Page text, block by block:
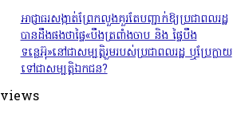
អាជ្ញាធរសង្កាត់ព្រែកលួងគួរតែបញ្ជាក់ឱ្យប្រជាពលរដ្ឋ
បានដឹងផងថាផ្ទៃ«បឹងត្រពាំងចាប និង ផ្ទៃបឹង
ទន្លេអ៊ុ»នៅជាសម្បត្តិរួមរបស់ប្រជាពលរដ្ឋ ឬប្រែក្លាយ
ទៅជាសម្បត្តិឯកជន?
views